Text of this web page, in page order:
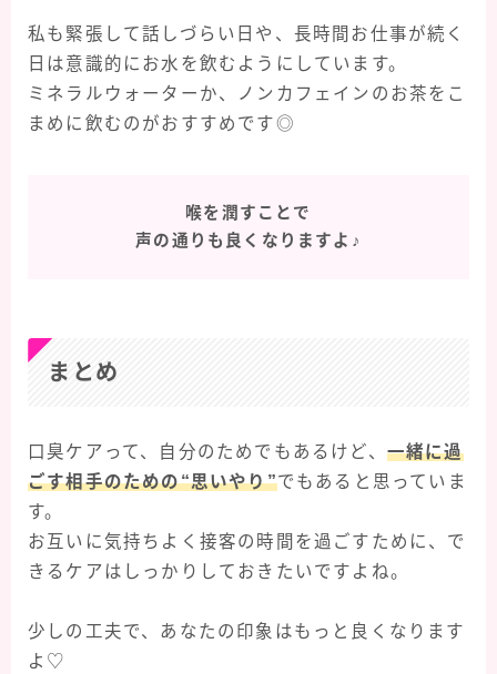
私も緊張して話しづらい日や、長時間お仕事が続く
日は意識的にお水を飲むようにしています。
ミネラルウォーターか、ノンカフェインのお茶をこ
まめに飲むのがおすすめです◎
喉を潤すことで
声の通りも良くなりますよ♪
まとめ
口臭ケアって、自分のためでもあるけど、 一緒に過
ごす相手のための“思いやり”でもあると思っていま
す。
お互いに気持ちよく接客の時間を過ごすために、で
きるケアはしっかりしておきたいですよね。
少しの工夫で、あなたの印象はもっと良くなります
よ♡